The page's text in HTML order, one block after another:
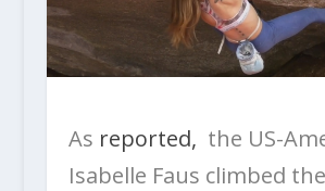
As reported, the US-
Isabelle Faus climbed